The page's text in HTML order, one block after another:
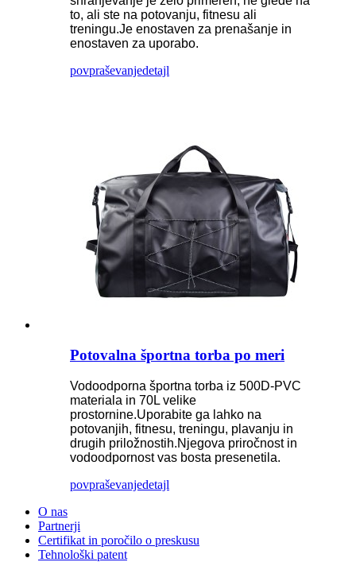
to, ali ste na potovanju, fitnesu ali
treningu.Je enostaven za prenašanje in
enostaven za uporabo.
povpraševanjedetajl
Potovalna športna torba po meri
Vodoodporna športna torba iz 500D-PVC
materiala in 70L velike
prostornine.Uporabite ga lahko na
potovanjih, fitnesu, treningu, plavanju in
drugih priložnostih.Njegova priročnost in
vodoodpornost vas bosta presenetila.
povpraševanjedetajl
O nas
Partnerji
Certifikat in poročilo o preskusu
Tehnološki patent